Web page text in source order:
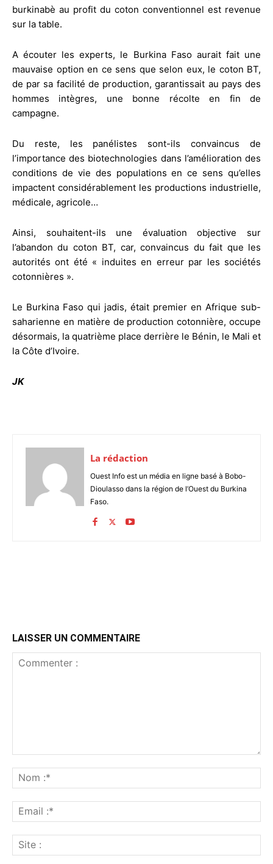
burkinabè au profit du coton conventionnel est revenue
sur la table.
A écouter les experts, le Burkina Faso aurait fait une
mauvaise option en ce sens que selon eux, le coton BT,
de par sa facilité de production, garantissait au pays des
hommes intègres, une bonne récolte en fin de
campagne.
Du reste, les panélistes sont-ils convaincus de
l’importance des biotechnologies dans l’amélioration des
conditions de vie des populations en ce sens qu’elles
impactent considérablement les productions industrielle,
médicale, agricole…
Ainsi, souhaitent-ils une évaluation objective sur
l’abandon du coton BT, car, convaincus du fait que les
autorités ont été « induites en erreur par les sociétés
cotonnières ».
Le Burkina Faso qui jadis, était premier en Afrique sub-
saharienne en matière de production cotonnière, occupe
désormais, la quatrième place derrière le Bénin, le Mali et
la Côte d’Ivoire.
JK
La rédaction
Ouest Info est un média en ligne basé à Bobo-
Dioulasso dans la région de l’Ouest du Burkina
Faso.
LAISSER UN COMMENTAIRE
:*
:*
: